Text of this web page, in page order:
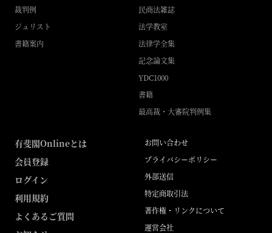
裁判例
ジュリスト
書籍案内
民商法雑誌
法学教室
法律学全集
記念論文集
YDC1000
書籍
最高裁・大審院判例集
有斐閣Onlineとは
会員登録
ログイン
利用規約
よくあるご質問
お問い合わせ
プライバシーポリシー
外部送信
特定商取引法
著作権・リンクについて
運営会社